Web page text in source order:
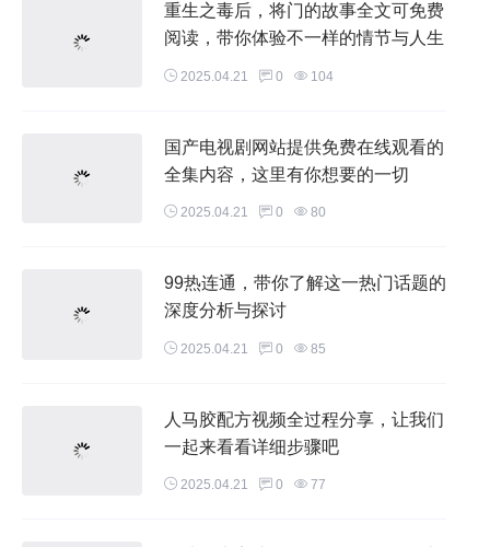
重生之毒后，将门的故事全文可免费
阅读，带你体验不一样的情节与人生
2025.04.21 0 104
国产电视剧网站提供免费在线观看的
全集内容，这里有你想要的一切
2025.04.21 0 80
99热连通，带你了解这一热门话题的
深度分析与探讨
2025.04.21 0 85
人马胶配方视频全过程分享，让我们
一起来看看详细步骤吧
2025.04.21 0 77